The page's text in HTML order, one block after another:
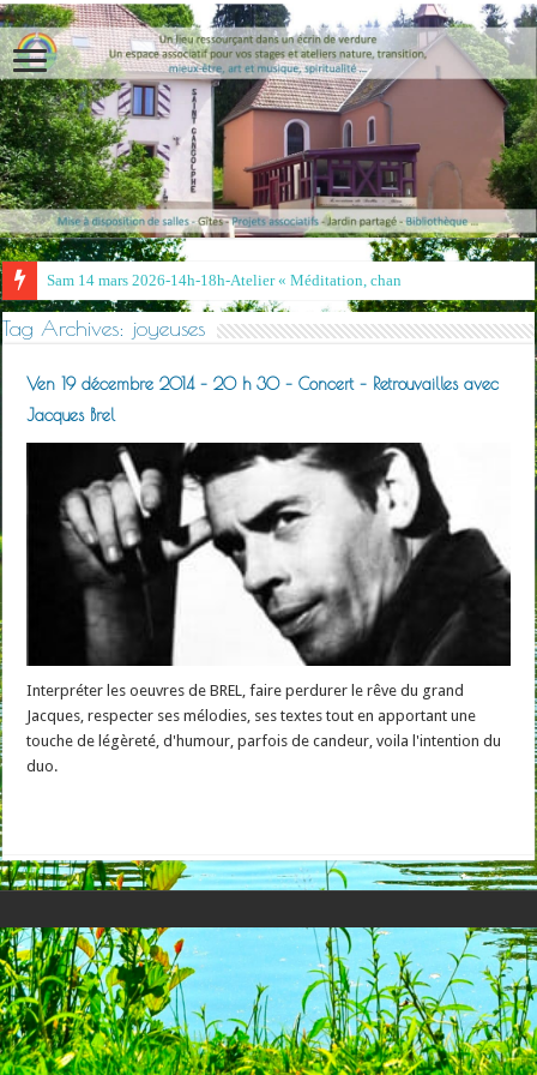
Sam 14 mars 2026-14h-18h-Atelier « Méditation, chant et tam
Tag Archives: joyeuses
Ven 19 décembre 2014 – 20 h 30 – Concert – Retrouvailles avec
Jacques Brel
Interpréter les oeuvres de BREL, faire perdurer le rêve du grand
Jacques, respecter ses mélodies, ses textes tout en apportant une
touche de légèreté, d'humour, parfois de candeur, voila l'intention du
duo.